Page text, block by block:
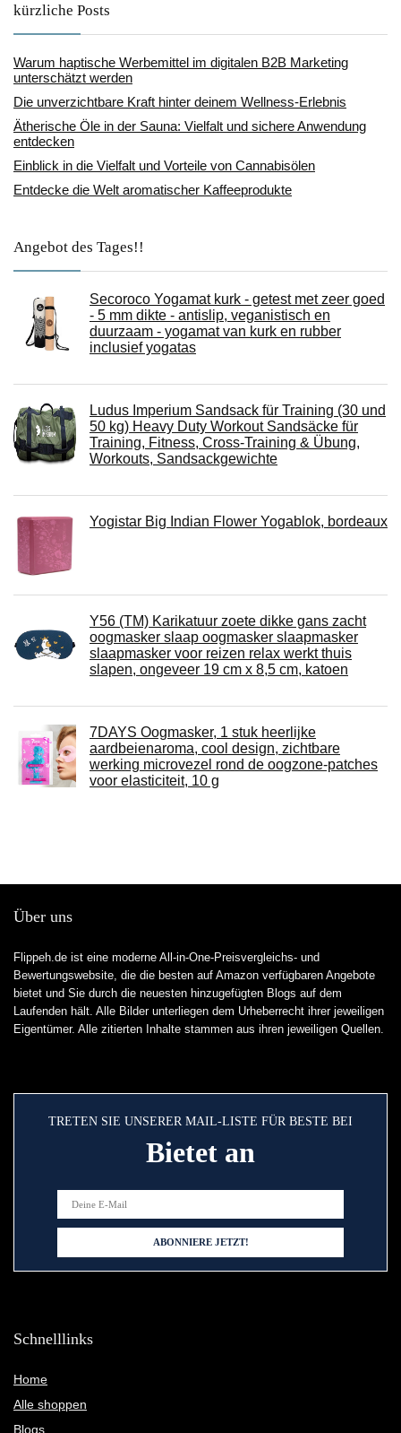
kürzliche Posts
Warum haptische Werbemittel im digitalen B2B Marketing
unterschätzt werden
Die unverzichtbare Kraft hinter deinem Wellness-Erlebnis
Ätherische Öle in der Sauna: Vielfalt und sichere Anwendung
entdecken
Einblick in die Vielfalt und Vorteile von Cannabisölen
Entdecke die Welt aromatischer Kaffeeprodukte
Angebot des Tages!!
Secoroco Yogamat kurk - getest met zeer goed
- 5 mm dikte - antislip, veganistisch en
duurzaam - yogamat van kurk en rubber
inclusief yogatas
Ludus Imperium Sandsack für Training (30 und
50 kg) Heavy Duty Workout Sandsäcke für
Training, Fitness, Cross-Training & Übung,
Workouts, Sandsackgewichte
Yogistar Big Indian Flower Yogablok, bordeaux
Y56 (TM) Karikatuur zoete dikke gans zacht
oogmasker slaap oogmasker slaapmasker
slaapmasker voor reizen relax werkt thuis
slapen, ongeveer 19 cm x 8,5 cm, katoen
7DAYS Oogmasker, 1 stuk heerlijke
aardbeienaroma, cool design, zichtbare
werking microvezel rond de oogzone-patches
voor elasticiteit, 10 g
Über uns
Flippeh.de ist eine moderne All-in-One-Preisvergleichs- und
Bewertungswebsite, die die besten auf Amazon verfügbaren Angebote
bietet und Sie durch die neuesten hinzugefügten Blogs auf dem
Laufenden hält. Alle Bilder unterliegen dem Urheberrecht ihrer jeweiligen
Eigentümer. Alle zitierten Inhalte stammen aus ihren jeweiligen Quellen.
TRETEN SIE UNSERER MAIL-LISTE FÜR BESTE BEI
Bietet an
Schnelllinks
Home
Alle shoppen
Blogs